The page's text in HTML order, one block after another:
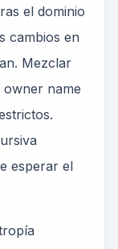
el dominio
cambios en
Mezclar
name
esperar el